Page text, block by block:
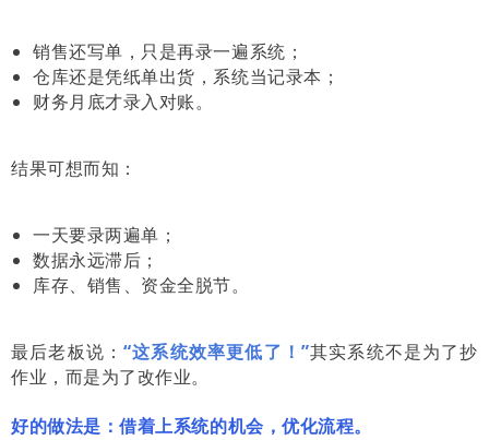
销售还写单，只是再录一遍系统；
仓库还是凭纸单出货，系统当记录本；
财务月底才录入对账。
结果可想而知：
一天要录两遍单；
数据永远滞后；
库存、销售、资金全脱节。
最后老板说：“这系统效率更低了！”其实系统不是为了抄
作业，而是为了改作业。
好的做法是：借着上系统的机会，优化流程。